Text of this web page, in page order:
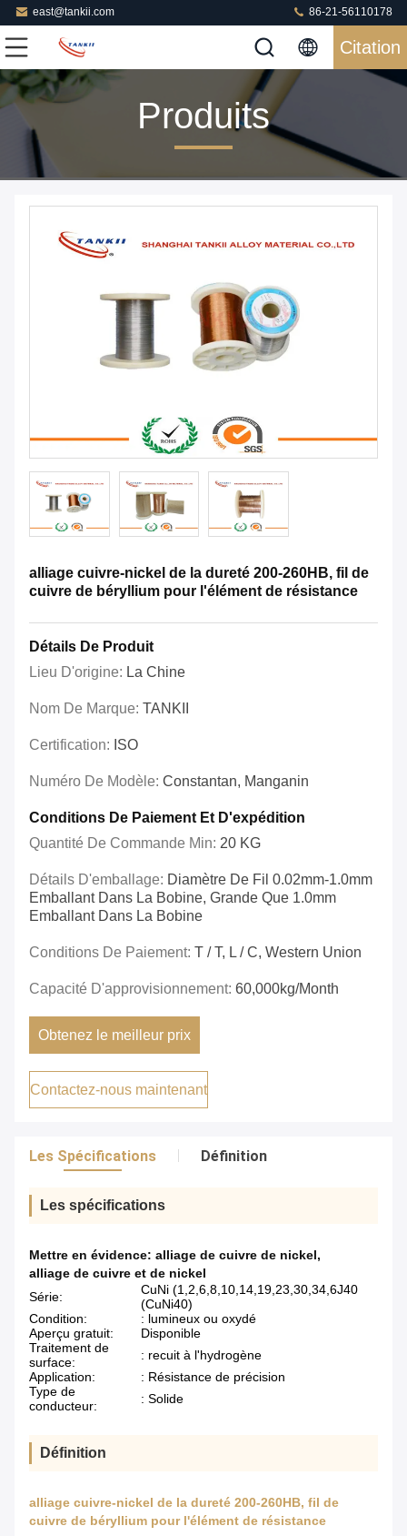
east@tankii.com 86-21-56110178
Citation
Produits
alliage cuivre-nickel de la dureté 200-260HB, fil de
cuivre de béryllium pour l'élément de résistance
Détails De Produit
Lieu D'origine: La Chine
Nom De Marque: TANKII
Certification: ISO
Numéro De Modèle: Constantan, Manganin
Conditions De Paiement Et D'expédition
Quantité De Commande Min: 20 KG
Détails D'emballage: Diamètre De Fil 0.02mm-1.0mm
Emballant Dans La Bobine, Grande Que 1.0mm
Emballant Dans La Bobine
Conditions De Paiement: T / T, L / C, Western Union
Capacité D'approvisionnement: 60,000kg/Month
Obtenez le meilleur prix
Contactez-nous maintenant
Les Spécifications Définition
Les spécifications
Mettre en évidence: alliage de cuivre de nickel,
alliage de cuivre et de nickel
Série:
CuNi (1,2,6,8,10,14,19,23,30,34,6J40
(CuNi40)
Condition:
: lumineux ou oxydé
Aperçu gratuit:
Disponible
Traitement de
surface:
: recuit à l'hydrogène
Application:
: Résistance de précision
Type de
conducteur:
: Solide
Définition
alliage cuivre-nickel de la dureté 200-260HB, fil de
cuivre de béryllium pour l'élément de résistance